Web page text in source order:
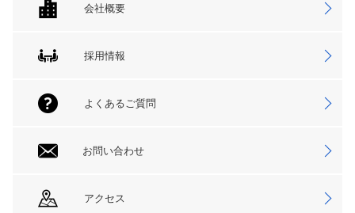
会社概要
採用情報
よくあるご質問
お問い合わせ
アクセス